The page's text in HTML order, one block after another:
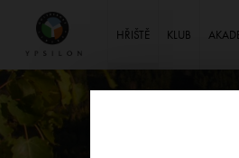
HŘIŠTĚ KLUB